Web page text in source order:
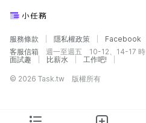
服務條款 隱私權政策
Facebook
客服信箱
週一至週五 10-12、14-17 時
面試趣
比薪水 工作吧!
© 2026 Task.tw 版權所有